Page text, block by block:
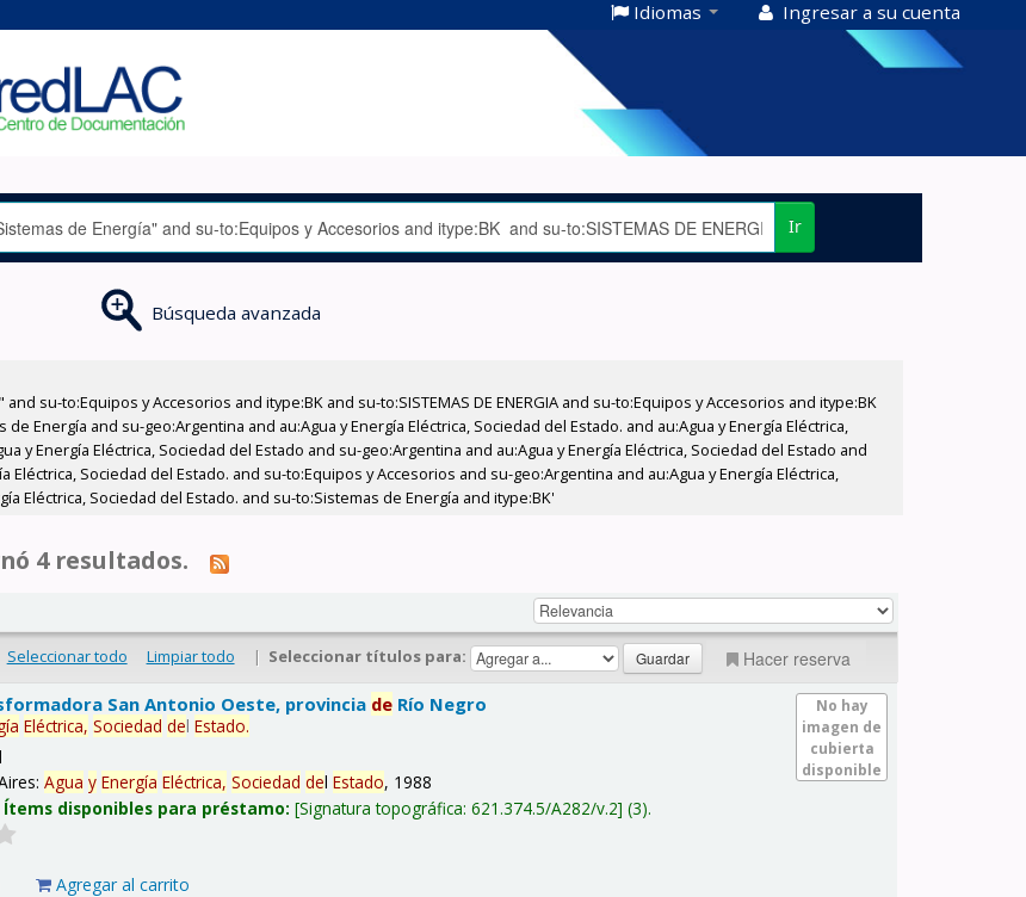
Idiomas Ingresar a su cuenta
Ir
Búsqueda avanzada
su-to:Equipos y Accesorios and itype:BK and su-to:SISTEMAS DE ENERGIA and su-to:Equipos y Accesorios and itype:BK
Energía and su-geo:Argentina and au:Agua y Energía Eléctrica, Sociedad del Estado. and au:Agua y Energía Eléctrica,
y Energía Eléctrica, Sociedad del Estado and su-geo:Argentina and au:Agua y Energía Eléctrica, Sociedad del Estado and
Eléctrica, Sociedad del Estado. and su-to:Equipos y Accesorios and su-geo:Argentina and au:Agua y Energía Eléctrica,
Eléctrica, Sociedad del Estado. and su-to:Sistemas de Energía and itype:BK'
4 resultados.
Seleccionar todo Limpiar todo | Seleccionar títulos para: Hacer reserva
No hay
imagen de
cubierta
disponible
San Antonio Oeste, provincia de Río Negro
Eléctrica, Sociedad delEstado.
Agua y Energía Eléctrica, Sociedad delEstado, 1988
Ítems disponibles para préstamo: Signatura topográfica:621.374.5/A282/v.2 (3).
Agregar al carrito